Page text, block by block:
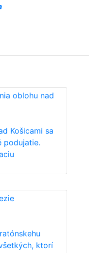
oblohu nad
Košicami sa
podujatie.
ktorí